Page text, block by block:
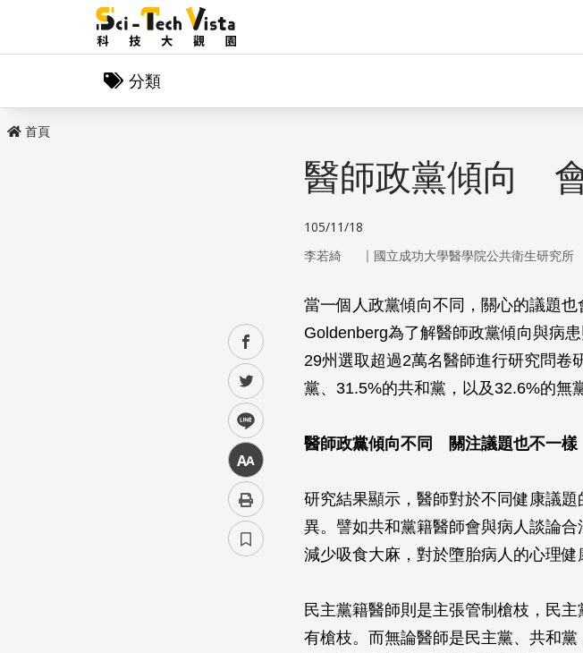
分類
首頁
facebook
twitter
line
中
醫師政黨傾向
105/11/18
李若綺 ｜ 國立成功大學醫學院公共衛生研究所
當一個人政黨傾向不同，關心的議題
Goldenberg為了解醫師政黨傾向與病
29州選取超過2萬名醫師進行研究問卷
黨、31.5%的共和黨，以及32.6%的無
醫師政黨傾向不同 關注議題也不一樣
研究結果顯示，醫師對於不同健康議
異。譬如共和黨籍醫師會與病人談論
減少吸食大麻，對於墮胎病人的心理健
民主黨籍醫師則是主張管制槍枝，民
有槍枝。而無論醫師是民主黨、共和